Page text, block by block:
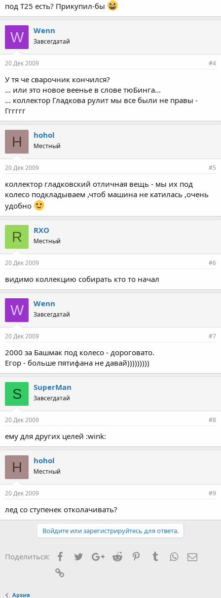
под Т25 есть? Прикупил-бы
W Wenn
Завсегдатай
20 Дек 2009 #4
У тя че сварочник кончился?
... или это новое веенье в слове тюБинга...
... коллектор Гладкова рулит мы все были не правы -
Гггггг
H hohol
Местный
20 Дек 2009 #5
коллектор гладковский отличная вещь - мы их под
колесо подкладываем ,чтоб машина не катилась ,очень
удобно
R RXO
Местный
20 Дек 2009 #6
видимо коллекцию собирать кто то начал
W Wenn
Завсегдатай
20 Дек 2009 #7
2000 за Башмак под колесо - дороговато.
Егор - больше пятифана не давай)))))))))
S SuperMan
Завсегдатай
20 Дек 2009 #8
ему для других целей :wink:
H hohol
Местный
20 Дек 2009 #9
лед со ступенек отколачивать?
Войдите или зарегистрируйтесь для ответа.
Поделиться: FacebookTwitterGoogle+
Reddit PinterestTumblrWhatsApp
Архив